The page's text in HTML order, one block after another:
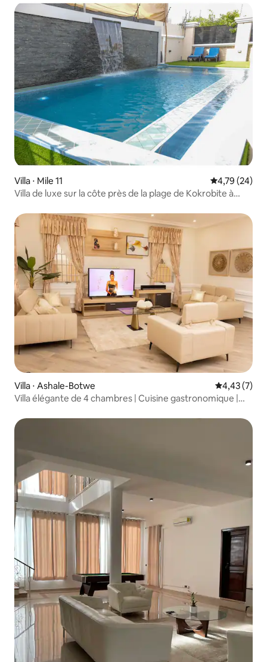
Villa ⋅ Mile 11 Évaluation
4,79 (24)
Villa de luxe sur la côte près de la plage de Kokrobite à
Villa ⋅ Ashale-Botwe Évaluation
4,43 (7)
Villa élégante de 4 chambres | Cuisine gastronomique |